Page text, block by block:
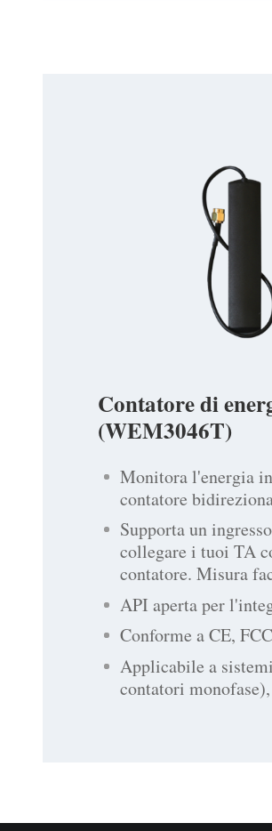
Contatore di
(WEM3046T)
Monitora l'energia
contatore
Supporta un
collegare i tuoi TA
contatore. Misura
API aperta per
Conforme a CE,
Applicabile a
contatori